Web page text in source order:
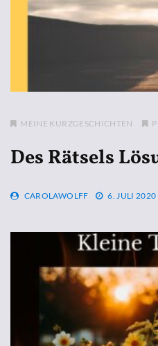
MEINE KURZGESCHICHTEN
Des Rätsels
CAROLAWOLFF 6. JULI 2020